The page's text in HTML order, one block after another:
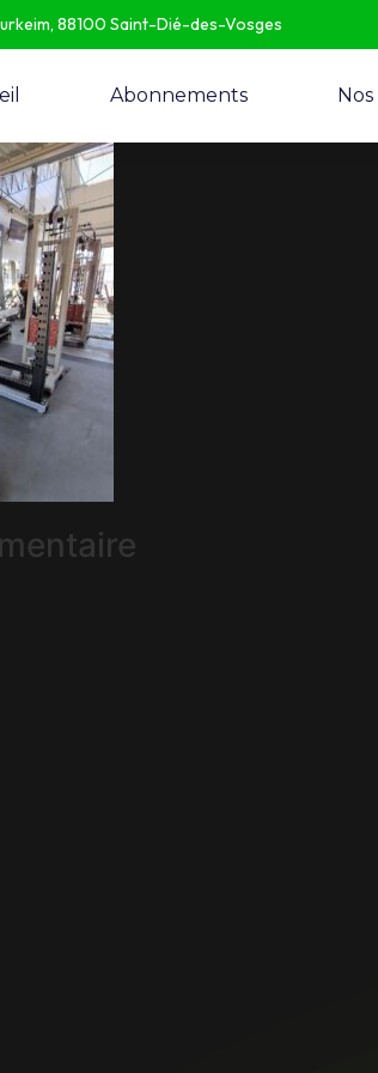
88100 Saint-Dié-des-Vosges
Abonnements